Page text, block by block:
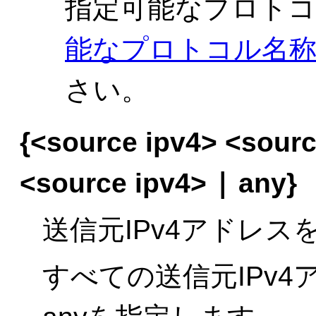
指定可能なプロト
能なプロトコル名
さい。
{<source ipv4>
<source ipv4>
any}
送信元IPv4アドレス
すべての送信元IPv4